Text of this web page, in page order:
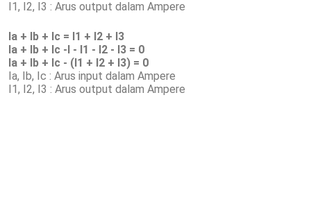
I1, I2, I3 : Arus output dalam Ampere
Ia + Ib + Ic = I1 + I2 + I3
Ia + Ib + Ic -I - I1 - I2 - I3 = 0
Ia + Ib + Ic - (I1 + I2 + I3) = 0
Ia, Ib, Ic : Arus input dalam Ampere
I1, I2, I3 : Arus output dalam Ampere